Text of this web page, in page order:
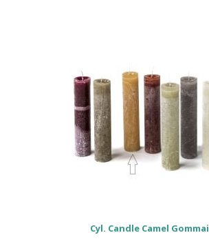
Cyl. Candle Camel